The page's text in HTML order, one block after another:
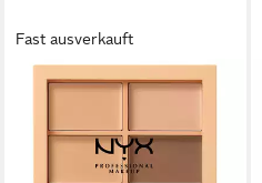
Fast ausverkauft
NYX PROFESSIONAL MAKE UP
Makeup Conceal Correct
Contour Light 6x